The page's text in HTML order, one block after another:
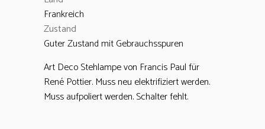
Frankreich
Zustand
Guter Zustand mit Gebrauchsspuren
Art Deco Stehlampe von Francis Paul für
René Pottier. Muss neu elektrifiziert werden.
Muss aufpoliert werden. Schalter fehlt.